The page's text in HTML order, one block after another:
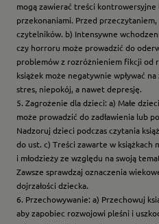
mogą zawierać treści kontrowersyjne
przekonaniami. Przed
czytelników. b) Intensywne
czy horroru może prowadzić do
problemów z rozróżnieniem fikcji od
książek może negatywnie wpływać
stres, niepokój, a nawet depresję.
5. Zagrożenie dla dzieci: a) Małe
może prowadzić do zadławienia lub
Nadzoruj dzieci podczas czytania
do ust. c) Treści zawarte w książkach
i młodzieży ze względu na swoją
Zawsze sprawdzaj oznaczenia
dojrzałości dziecka.
6. Przechowywanie: a) Przechowuj
aby zapobiec rozwojowi pleśni i